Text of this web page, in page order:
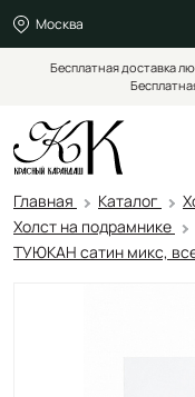
Москва
Бесплатная доставка
Главная Каталог
Холст на подрамнике
ТУЮКАН сатин микс,